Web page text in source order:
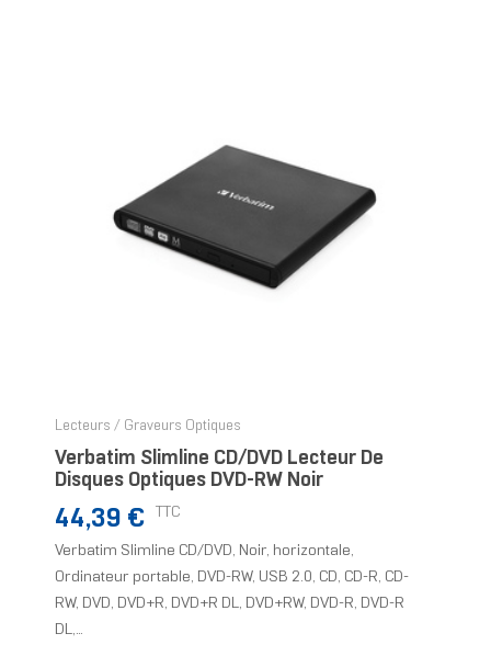
Lecteurs / Graveurs Optiques
Verbatim Slimline CD/DVD Lecteur De
Disques Optiques DVD-RW Noir
Prix
44,39 € TTC
Verbatim Slimline CD/DVD, Noir, horizontale,
Ordinateur portable, DVD-RW, USB 2.0, CD, CD-R, CD-
RW, DVD, DVD+R, DVD+R DL, DVD+RW, DVD-R, DVD-R
DL,...